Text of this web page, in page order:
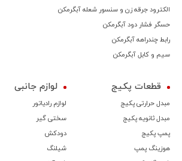
الکترود جرقه زن و سنسور شعله آبگرمکن
حسگر فشار دود آبگرمکن
رابط چندراهه آبگرمکن
سیم و کابل آبگرمکن
قطعات پکیج
مبدل حرارتی پکیج
مبدل ثانویه پکیج
پمپ پکیج
هوزینگ پمپ
لوازم جانبی
لوازم رادیاتور
سختی گیر
دودکش
شیلنگ